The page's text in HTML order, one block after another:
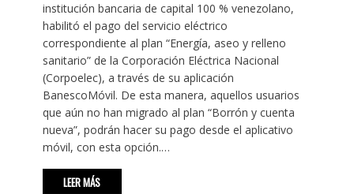
institución bancaria de capital 100 % venezolano,
habilitó el pago del servicio eléctrico
correspondiente al plan “Energía, aseo y relleno
sanitario” de la Corporación Eléctrica Nacional
(Corpoelec), a través de su aplicación
BanescoMóvil. De esta manera, aquellos usuarios
que aún no han migrado al plan “Borrón y cuenta
nueva”, podrán hacer su pago desde el aplicativo
móvil, con esta opción.…
LEER MÁS